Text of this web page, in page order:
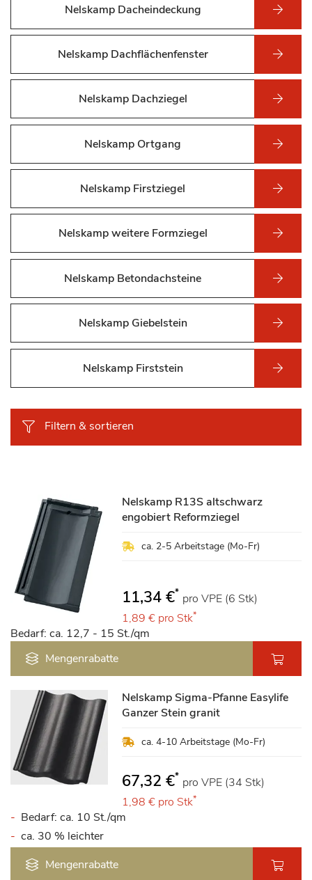
Nelskamp Dacheindeckung
Nelskamp Dachflächenfenster
Nelskamp Dachziegel
Nelskamp Ortgang
Nelskamp Firstziegel
Nelskamp weitere Formziegel
Nelskamp Betondachsteine
Nelskamp Giebelstein
Nelskamp Firststein
Filtern & sortieren
Nelskamp R13S altschwarz
engobiert Reformziegel
ca. 2-5 Arbeitstage (Mo-Fr)
11,34 €* pro VPE (6 Stk)
1,89 € pro Stk*
Bedarf: ca. 12,7 - 15 St./qm
Mengenrabatte
Nelskamp Sigma-Pfanne Easylife
Ganzer Stein granit
ca. 4-10 Arbeitstage (Mo-Fr)
67,32 €* pro VPE (34 Stk)
1,98 € pro Stk*
Bedarf: ca. 10 St./qm
ca. 30 % leichter
Mengenrabatte